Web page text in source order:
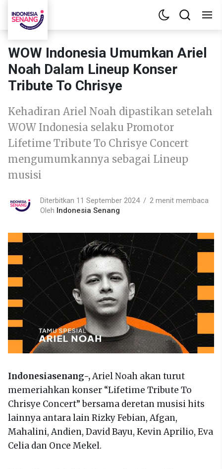
WOW Indonesia Umumkan Ariel
Noah Dalam Lineup Konser
Tribute To Chrisye
Kehadiran Ariel Noah dipastikan setelah
WOW Indonesia selaku Promotor
Lifetime Tribute To Chrisye Concert
mengumumkannya sebagai Lineup
musisi
Diterbitkan 11 September 2024
2 menit membaca
Oleh Indonesia Senang
Indonesiasenang-,Ariel Noah akan turut
memeriahkan konser “Lifetime Tribute To
Chrisye Concert” bersama deretan musisi hits
lainnya antara lain Rizky Febian, Afgan,
Mahalini, Andien, David Bayu, Kevin Aprilio, Eva
Celia dan Once Mekel.